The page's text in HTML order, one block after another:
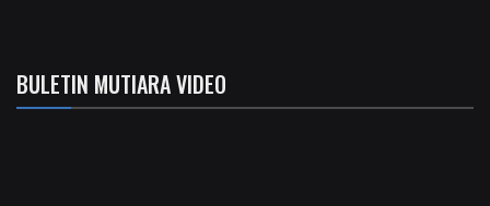
BULETIN MUTIARA VIDEO